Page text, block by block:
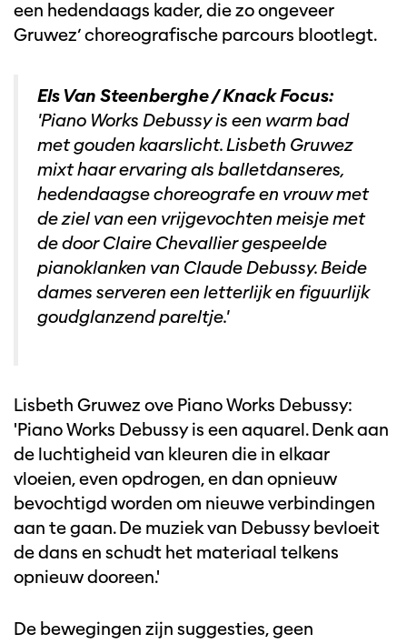
een hedendaags kader, die zo ongeveer
Gruwez’ choreografische parcours blootlegt.
Els Van Steenberghe / Knack Focus:
'Piano Works Debussy is een warm bad
met gouden kaarslicht. Lisbeth Gruwez
mixt haar ervaring als balletdanseres,
hedendaagse choreografe en vrouw met
de ziel van een vrijgevochten meisje met
de door Claire Chevallier gespeelde
pianoklanken van Claude Debussy. Beide
dames serveren een letterlijk en figuurlijk
goudglanzend pareltje.'
Lisbeth Gruwez ove Piano Works Debussy:
'Piano Works Debussy is een aquarel. Denk aan
de luchtigheid van kleuren die in elkaar
vloeien, even opdrogen, en dan opnieuw
bevochtigd worden om nieuwe verbindingen
aan te gaan. De muziek van Debussy bevloeit
de dans en schudt het materiaal telkens
opnieuw dooreen.'
De bewegingen zijn suggesties, geen